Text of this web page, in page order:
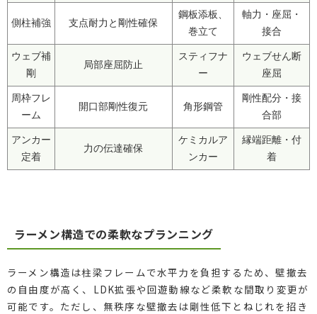
側柱補強 支点耐力と剛性確保
鋼板添板、
巻立て
軸力・座屈・
接合
ウェブ補
剛
局部座屈防止
スティフナ
ー
ウェブせん断
座屈
周枠フレ
ーム
開口部剛性復元 角形鋼管
剛性配分・接
合部
アンカー
定着
力の伝達確保
ケミカルア
ンカー
縁端距離・付
着
ラーメン構造での柔軟なプランニング
ラーメン構造は柱梁フレームで水平力を負担するため、壁撤去
の自由度が高く、LDK拡張や回遊動線など柔軟な間取り変更が
可能です。ただし、無秩序な壁撤去は剛性低下とねじれを招き